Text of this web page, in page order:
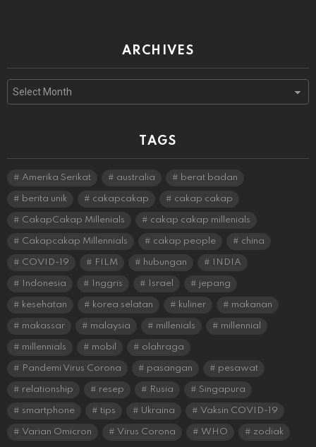
ARCHIVES
Archives
TAGS
Amerika Serikat australia berat badan
berita unik cakapcakap cakap cakap
CakapCakap Millenials cakap cakap millenials
Cakapcakap Millennials cakap people china
COVID-19 FILM hubungan INDIA
Indonesia Inggris Israel jepang
kesehatan korea selatan kuliner makanan
makassar malaysia millenials millennial
millennials mobil olahraga
Pandemi Virus Corona pasangan pesawat
relationship resep Rusia Singapura
smartphone tips Ukraina Vaksin COVID-19
Varian Omicron Virus Corona WHO zodiak